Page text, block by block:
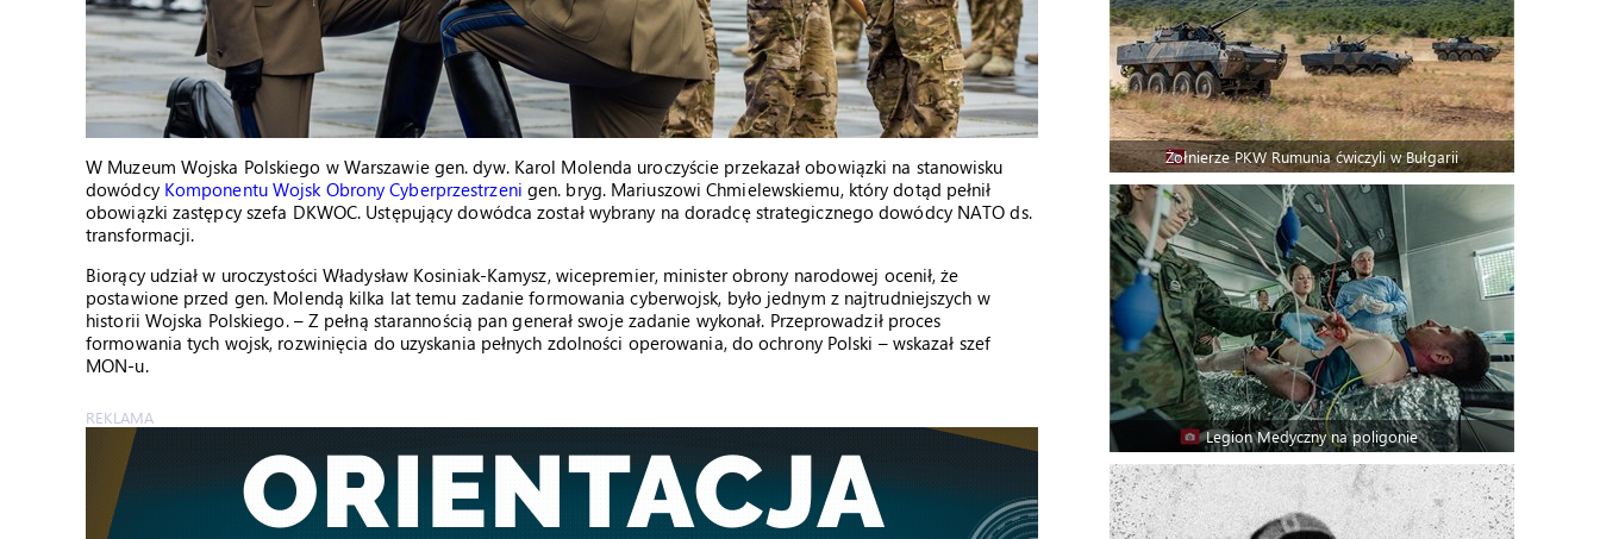
W Muzeum Wojska Polskiego w Warszawie gen. dyw. Karol Molenda uroczyście przekazał obowiązki na stanowisku
dowódcy Komponentu Wojsk Obrony Cyberprzestrzeni gen. bryg. Mariuszowi Chmielewskiemu, który dotąd pełnił
obowiązki zastępcy szefa DKWOC. Ustępujący dowódca został wybrany na doradcę strategicznego dowódcy NATO ds.
transformacji.
Biorący udział w uroczystości Władysław Kosiniak-Kamysz, wicepremier, minister obrony narodowej ocenił, że
postawione przed gen. Molendą kilka lat temu zadanie formowania cyberwojsk, było jednym z najtrudniejszych w
historii Wojska Polskiego. – Z pełną starannością pan generał swoje zadanie wykonał. Przeprowadził proces
formowania tych wojsk, rozwinięcia do uzyskania pełnych zdolności operowania, do ochrony Polski – wskazał szef
MON-u.
REKLAMA
Żołnierze PKW Rumunia ćwiczyli w Bułgarii
Legion Medyczny na poligonie